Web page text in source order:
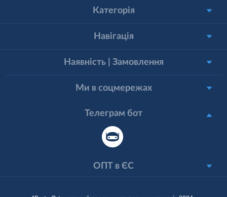
Категорія
Навігація
Наявність | Замовлення
Ми в соцмережах
Телеграм бот
ОПТ в ЄС